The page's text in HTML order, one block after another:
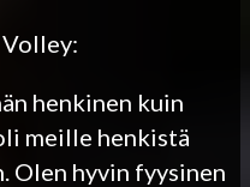
Volley:
henkinen kuin
meille henkistä
Olen hyvin fyysinen